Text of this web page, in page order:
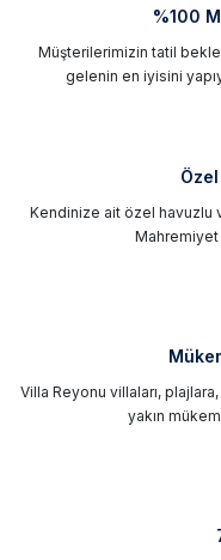
%100
Müşterilerimizin tatil
gelenin en iyisini
Kendinize ait özel havuzlu
Mahremiyet
Villa Reyonu villaları,
yakın